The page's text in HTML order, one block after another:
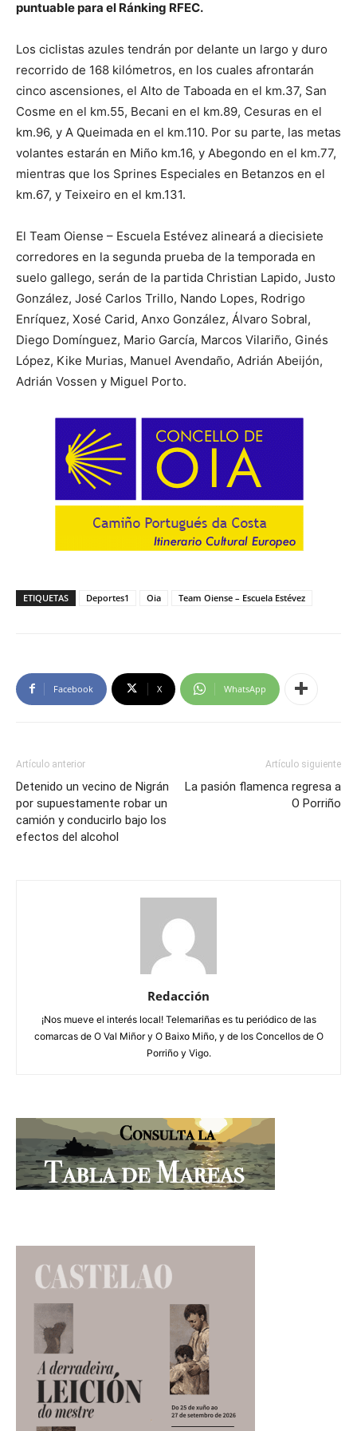
puntuable para el Ránking RFEC.
Los ciclistas azules tendrán por delante un largo y duro
recorrido de 168 kilómetros, en los cuales afrontarán
cinco ascensiones, el Alto de Taboada en el km.37, San
Cosme en el km.55, Becani en el km.89, Cesuras en el
km.96, y A Queimada en el km.110. Por su parte, las metas
volantes estarán en Miño km.16, y Abegondo en el km.77,
mientras que los Sprines Especiales en Betanzos en el
km.67, y Teixeiro en el km.131.
El Team Oiense – Escuela Estévez alineará a diecisiete
corredores en la segunda prueba de la temporada en
suelo gallego, serán de la partida Christian Lapido, Justo
González, José Carlos Trillo, Nando Lopes, Rodrigo
Enríquez, Xosé Carid, Anxo González, Álvaro Sobral,
Diego Domínguez, Mario García, Marcos Vilariño, Ginés
López, Kike Murias, Manuel Avendaño, Adrián Abeijón,
Adrián Vossen y Miguel Porto.
ETIQUETAS Deportes1 Oia Team Oiense – Escuela Estévez
Facebook X WhatsApp
Artículo anterior
Detenido un vecino de Nigrán
por supuestamente robar un
camión y conducirlo bajo los
efectos del alcohol
Artículo siguiente
La pasión flamenca regresa a
O Porriño
Redacción
¡Nos mueve el interés local! Telemariñas es tu periódico de las
comarcas de O Val Miñor y O Baixo Miño, y de los Concellos de O
Porriño y Vigo.